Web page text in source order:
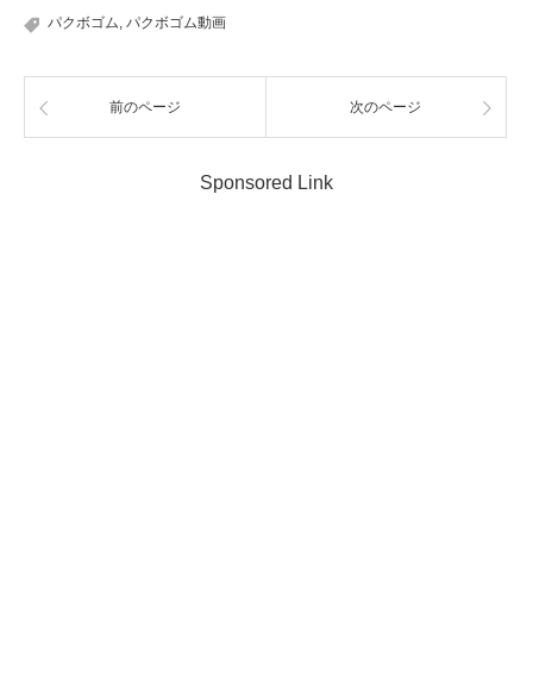
パクボゴム, パクボゴム動画
前のページ 次のページ
Sponsored Link